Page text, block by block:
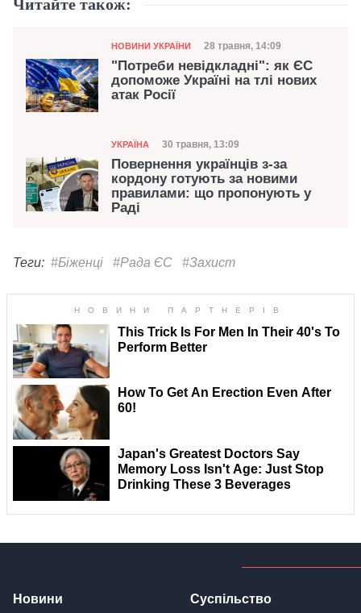
Читайте також:
Категорія
НОВИНИ УКРАЇНИ Дата публікації
28 травня, 14:09
"Потреби невідкладні": як ЄС
допоможе Україні на тлі нових
атак Росії
Категорія
УКРАЇНА Дата публікації
30 травня, 13:09
Повернення українців з-за
кордону готують за новими
правилами: що пропонують у
Раді
Теги: #Біженці #Рада ЄС #Захист
Новини Суспільство